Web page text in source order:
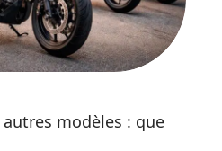
modèles : que